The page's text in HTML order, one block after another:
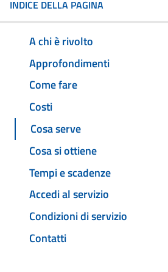
INDICE DELLA PAGINA
A chi è rivolto
Approfondimenti
Come fare
Costi
Cosa serve
Cosa si ottiene
Tempi e scadenze
Accedi al servizio
Condizioni di servizio
Contatti